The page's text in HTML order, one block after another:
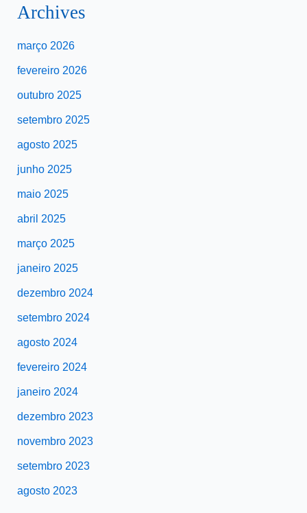
Archives
março 2026
fevereiro 2026
outubro 2025
setembro 2025
agosto 2025
junho 2025
maio 2025
abril 2025
março 2025
janeiro 2025
dezembro 2024
setembro 2024
agosto 2024
fevereiro 2024
janeiro 2024
dezembro 2023
novembro 2023
setembro 2023
agosto 2023